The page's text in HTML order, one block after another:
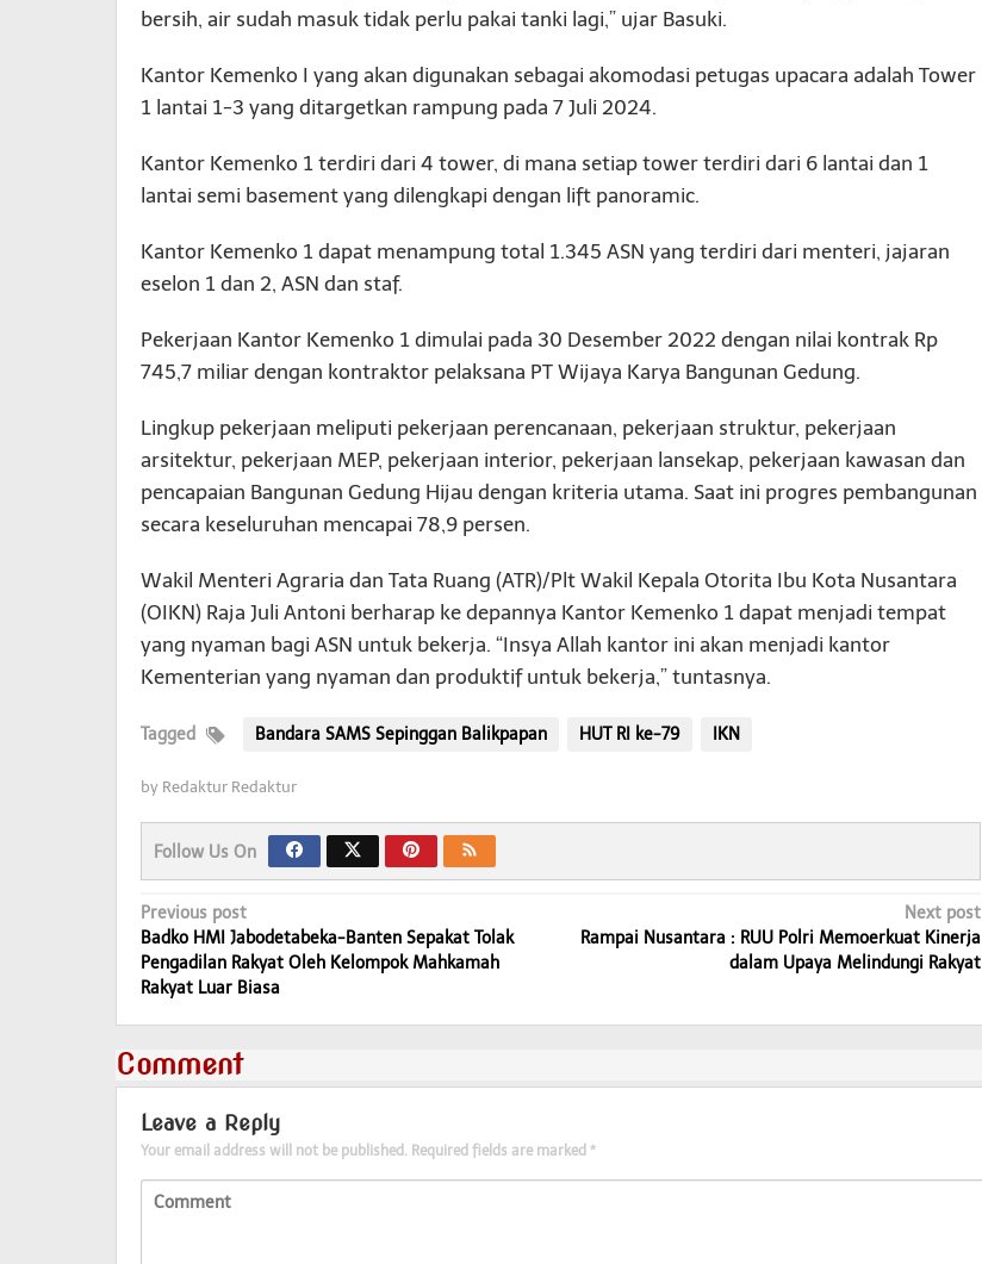
bersih, air sudah masuk tidak perlu pakai tanki lagi,” ujar Basuki.
Kantor Kemenko I yang akan digunakan sebagai akomodasi petugas upacara adalah Tower
1 lantai 1-3 yang ditargetkan rampung pada 7 Juli 2024.
Kantor Kemenko 1 terdiri dari 4 tower, di mana setiap tower terdiri dari 6 lantai dan 1
lantai semi basement yang dilengkapi dengan lift panoramic.
Kantor Kemenko 1 dapat menampung total 1.345 ASN yang terdiri dari menteri, jajaran
eselon 1 dan 2, ASN dan staf.
Pekerjaan Kantor Kemenko 1 dimulai pada 30 Desember 2022 dengan nilai kontrak Rp
745,7 miliar dengan kontraktor pelaksana PT Wijaya Karya Bangunan Gedung.
Lingkup pekerjaan meliputi pekerjaan perencanaan, pekerjaan struktur, pekerjaan
arsitektur, pekerjaan MEP, pekerjaan interior, pekerjaan lansekap, pekerjaan kawasan dan
pencapaian Bangunan Gedung Hijau dengan kriteria utama. Saat ini progres pembangunan
secara keseluruhan mencapai 78,9 persen.
Wakil Menteri Agraria dan Tata Ruang (ATR)/Plt Wakil Kepala Otorita Ibu Kota Nusantara
(OIKN) Raja Juli Antoni berharap ke depannya Kantor Kemenko 1 dapat menjadi tempat
yang nyaman bagi ASN untuk bekerja. “Insya Allah kantor ini akan menjadi kantor
Kementerian yang nyaman dan produktif untuk bekerja,” tuntasnya.
Tagged Bandara SAMS Sepinggan Balikpapan HUT RI ke-79 IKN
by Redaktur Redaktur
Follow Us On
Post
navigation
Previous post
Badko HMI Jabodetabeka-Banten Sepakat Tolak
Pengadilan Rakyat Oleh Kelompok Mahkamah
Rakyat Luar Biasa
Next post
Rampai Nusantara : RUU Polri Memoerkuat Kinerja
dalam Upaya Melindungi Rakyat
Comment
Leave a Reply
Your email address will not be published. Required fields are marked *